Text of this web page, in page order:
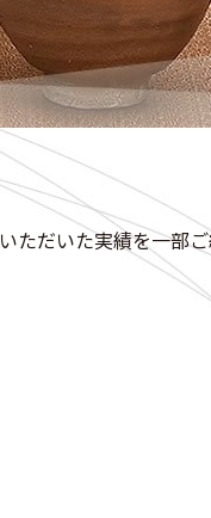
だいた実績を一部ご